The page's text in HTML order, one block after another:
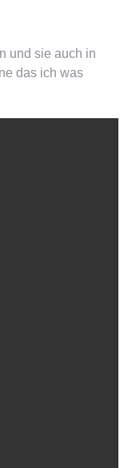
und sie auch in
das ich was